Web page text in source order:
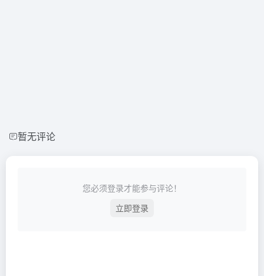
暂无评论
您必须登录才能参与评论！
立即登录